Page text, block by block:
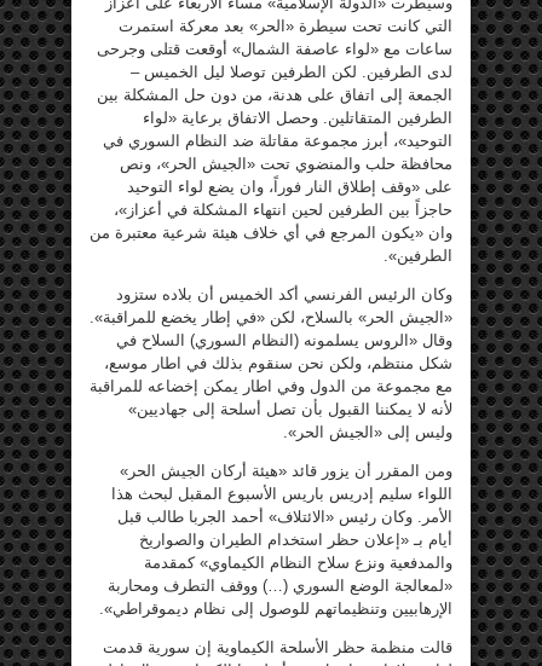
التي كانت تحت سيطرة «الحر» بعد معركة استمرت
ساعات مع «لواء عاصفة الشمال» أوقعت قتلى وجرحى
لدى الطرفين. لكن الطرفين توصلا ليل الخميس –
الجمعة إلى اتفاق على هدنة، من دون حل المشكلة بين
الطرفين المتقاتلين. وحصل الاتفاق برعاية «لواء
التوحيد»، أبرز مجموعة مقاتلة ضد النظام السوري في
محافظة حلب والمنضوي تحت «الجيش الحر»، ونص
على «وقف إطلاق النار فوراً، وان يضع لواء التوحيد
حاجزاً بين الطرفين لحين انتهاء المشكلة في أعزاز»،
وان «يكون المرجع في أي خلاف هيئة شرعية معتبرة من
الطرفين».
وكان الرئيس الفرنسي أكد الخميس أن بلاده ستزود
«الجيش الحر» بالسلاح، لكن «في إطار يخضع للمراقبة».
وقال «الروس يسلمونه (النظام السوري) السلاح في
شكل منتظم، ولكن نحن سنقوم بذلك في اطار موسع،
مع مجموعة من الدول وفي اطار يمكن إخضاعه للمراقبة
لأنه لا يمكننا القبول بأن تصل أسلحة إلى جهاديين»
وليس إلى «الجيش الحر».
ومن المقرر أن يزور قائد «هيئة أركان الجيش الحر»
اللواء سليم إدريس باريس الأسبوع المقبل لبحث هذا
الأمر. وكان رئيس «الائتلاف» أحمد الجربا طالب قبل
أيام بـ «إعلان حظر استخدام الطيران والصواريخ
والمدفعية ونزع سلاح النظام الكيماوي» كمقدمة
«لمعالجة الوضع السوري (…) ووقف التطرف ومحاربة
الإرهابيين وتنظيماتهم للوصول إلى نظام ديموقراطي».
قالت منظمة حظر الأسلحة الكيماوية إن سورية قدمت